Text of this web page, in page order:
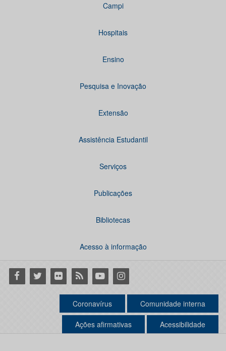
Campi
Hospitais
Ensino
Pesquisa e Inovação
Extensão
Assistência Estudantil
Serviços
Publicações
Bibliotecas
Acesso à informação
Facebook
Twitter Flickr RSS YoutubeInstagram
Coronavírus Comunidade interna
Ações afirmativas Acessibilidade